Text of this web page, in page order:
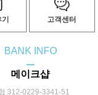
고객센터
BANK INFO
ㅡ
메이크샵
312-0229-3341-51